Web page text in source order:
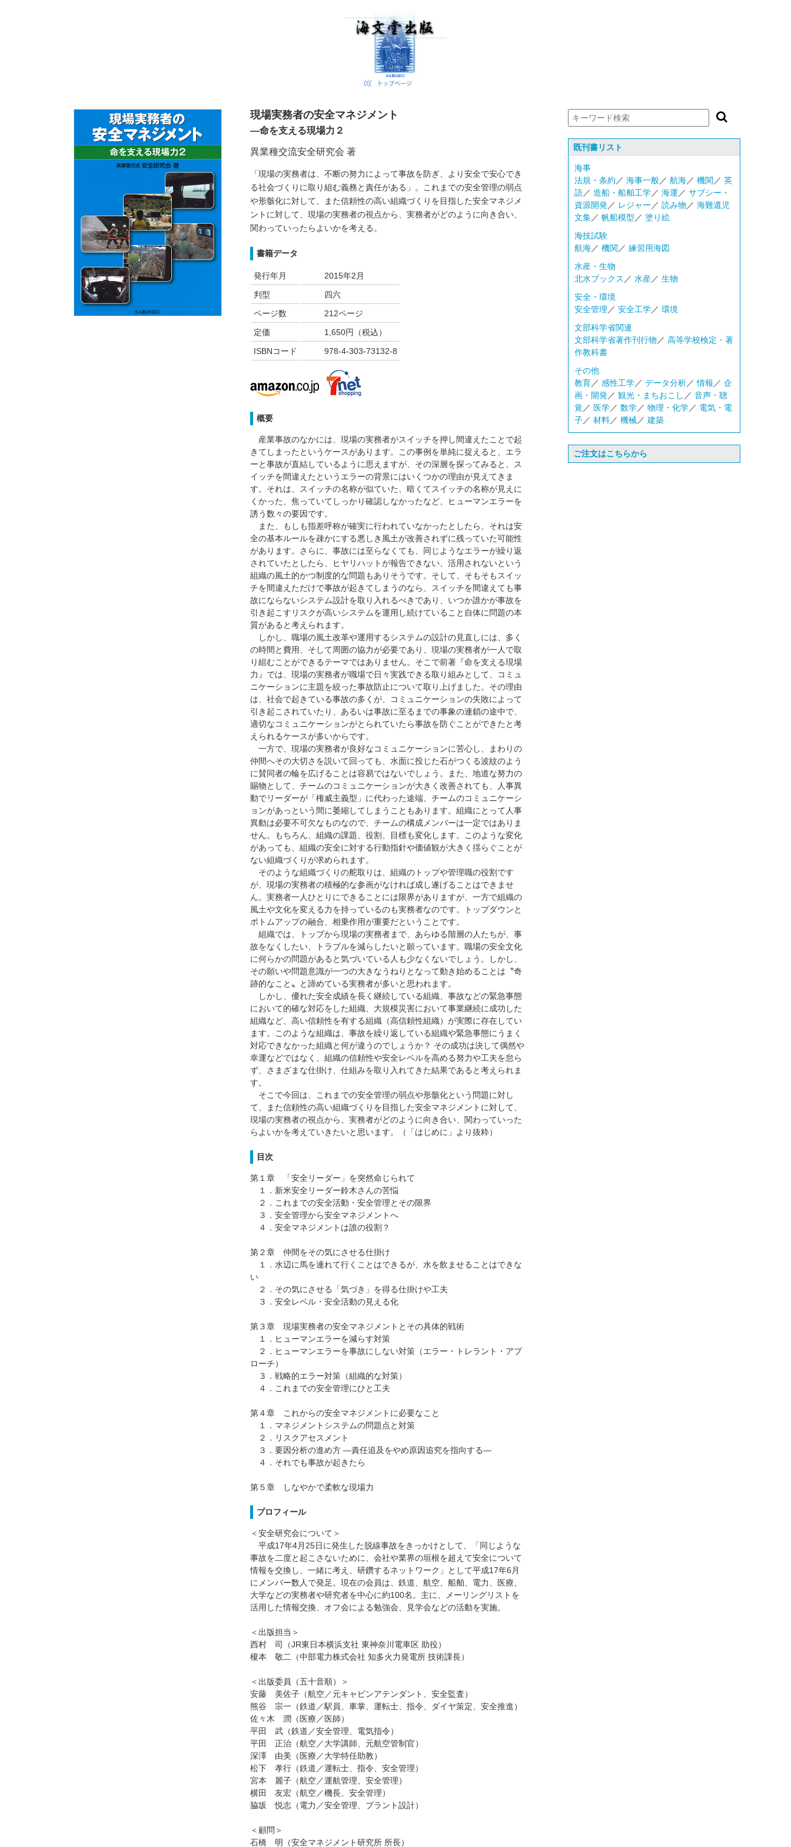
現場実務者の安全マネジメント
―命を支える現場力２
異業種交流安全研究会 著
「現場の実務者は、不断の努力によって事故を防ぎ、より安全で安心でき
る社会づくりに取り組む義務と責任がある」。これまでの安全管理の弱点
や形骸化に対して、また信頼性の高い組織づくりを目指した安全マネジメ
ントに対して、現場の実務者の視点から、実務者がどのように向き合い、
関わっていったらよいかを考える。
書籍データ
発行年月
2015年2月
判型
四六
ページ数
212ページ
定価
1,650円（税込）
ISBNコード
978-4-303-73132-8
概要
産業事故のなかには、現場の実務者がスイッチを押し間違えたことで起
きてしまったというケースがあります。この事例を単純に捉えると、エラ
ーと事故が直結しているように思えますが、その深層を探ってみると、ス
イッチを間違えたというエラーの背景にはいくつかの理由が見えてきま
す。それは、スイッチの名称が似ていた、暗くてスイッチの名称が見えに
くかった、焦っていてしっかり確認しなかったなど、ヒューマンエラーを
誘う数々の要因です。
また、もしも指差呼称が確実に行われていなかったとしたら、それは安
全の基本ルールを疎かにする悪しき風土が改善されずに残っていた可能性
があります。さらに、事故には至らなくても、同じようなエラーが繰り返
されていたとしたら、ヒヤリハットが報告できない、活用されないという
組織の風土的かつ制度的な問題もありそうです。そして、そもそもスイッ
チを間違えただけで事故が起きてしまうのなら、スイッチを間違えても事
故にならないシステム設計を取り入れるべきであり、いつか誰かが事故を
引き起こすリスクが高いシステムを運用し続けていること自体に問題の本
質があると考えられます。
しかし、職場の風土改革や運用するシステムの設計の見直しには、多く
の時間と費用、そして周囲の協力が必要であり、現場の実務者が一人で取
り組むことができるテーマではありません。そこで前著『命を支える現場
力』では、現場の実務者が職場で日々実践できる取り組みとして、コミュ
ニケーションに主題を絞った事故防止について取り上げました。その理由
は、社会で起きている事故の多くが、コミュニケーションの失敗によって
引き起こされていたり、あるいは事故に至るまでの事象の連鎖の途中で、
適切なコミュニケーションがとられていたら事故を防ぐことができたと考
えられるケースが多いからです。
一方で、現場の実務者が良好なコミュニケーションに苦心し、まわりの
仲間へその大切さを説いて回っても、水面に投じた石がつくる波紋のよう
に賛同者の輪を広げることは容易ではないでしょう。また、地道な努力の
賜物として、チームのコミュニケーションが大きく改善されても、人事異
動でリーダーが「権威主義型」に代わった途端、チームのコミュニケーシ
ョンがあっという間に萎縮してしまうこともあります。組織にとって人事
異動は必要不可欠なものなので、チームの構成メンバーは一定ではありま
せん。もちろん、組織の課題、役割、目標も変化します。このような変化
があっても、組織の安全に対する行動指針や価値観が大きく揺らぐことが
ない組織づくりが求められます。
そのような組織づくりの舵取りは、組織のトップや管理職の役割です
が、現場の実務者の積極的な参画がなければ成し遂げることはできませ
ん。実務者一人ひとりにできることには限界がありますが、一方で組織の
風土や文化を変える力を持っているのも実務者なのです。トップダウンと
ボトムアップの融合、相乗作用が重要だということです。
組織では、トップから現場の実務者まで、あらゆる階層の人たちが、事
故をなくしたい、トラブルを減らしたいと願っています。職場の安全文化
に何らかの問題があると気づいている人も少なくないでしょう。しかし、
その願いや問題意識が一つの大きなうねりとなって動き始めることは〝奇
跡的なこと〟と諦めている実務者が多いと思われます。
しかし、優れた安全成績を長く継続している組織、事故などの緊急事態
において的確な対応をした組織、大規模災害において事業継続に成功した
組織など、高い信頼性を有する組織（高信頼性組織）が実際に存在してい
ます。このような組織は、事故を繰り返している組織や緊急事態にうまく
対応できなかった組織と何が違うのでしょうか？ その成功は決して偶然や
幸運などではなく、組織の信頼性や安全レベルを高める努力や工夫を怠ら
ず、さまざまな仕掛け、仕組みを取り入れてきた結果であると考えられま
す。
そこで今回は、これまでの安全管理の弱点や形骸化という問題に対し
て、また信頼性の高い組織づくりを目指した安全マネジメントに対して、
現場の実務者の視点から、実務者がどのように向き合い、関わっていった
らよいかを考えていきたいと思います。（「はじめに」より抜粋）
目次
第１章 「安全リーダー」を突然命じられて
１．新米安全リーダー鈴木さんの苦悩
２．これまでの安全活動・安全管理とその限界
３．安全管理から安全マネジメントへ
４．安全マネジメントは誰の役割？
第２章 仲間をその気にさせる仕掛け
１．水辺に馬を連れて行くことはできるが、水を飲ませることはできな
い
２．その気にさせる「気づき」を得る仕掛けや工夫
３．安全レベル・安全活動の見える化
第３章 現場実務者の安全マネジメントとその具体的戦術
１．ヒューマンエラーを減らす対策
２．ヒューマンエラーを事故にしない対策（エラー・トレラント・アプ
ローチ）
３．戦略的エラー対策（組織的な対策）
４．これまでの安全管理にひと工夫
第４章 これからの安全マネジメントに必要なこと
１．マネジメントシステムの問題点と対策
２．リスクアセスメント
３．要因分析の進め方 ―責任追及をやめ原因追究を指向する―
４．それでも事故が起きたら
第５章 しなやかで柔軟な現場力
プロフィール
＜安全研究会について＞
平成17年4月25日に発生した脱線事故をきっかけとして、「同じような
事故を二度と起こさないために、会社や業界の垣根を超えて安全について
情報を交換し、一緒に考え、研鑽するネットワーク」として平成17年6月
にメンバー数人で発足。現在の会員は、鉄道、航空、船舶、電力、医療、
大学などの実務者や研究者を中心に約100名。主に、メーリングリストを
活用した情報交換、オフ会による勉強会、見学会などの活動を実施。
＜出版担当＞
西村 司（JR東日本横浜支社 東神奈川電車区 助役）
榎本 敬二（中部電力株式会社 知多火力発電所 技術課長）
＜出版委員（五十音順）＞
安藤 美佐子（航空／元キャビンアテンダント、安全監査）
熊谷 宗一（鉄道／駅員、車掌、運転士、指令、ダイヤ策定、安全推進）
佐々木 潤（医療／医師）
平田 武（鉄道／安全管理、電気指令）
平田 正治（航空／大学講師、元航空管制官）
深澤 由美（医療／大学特任助教）
松下 孝行（鉄道／運転士、指令、安全管理）
宮本 麗子（航空／運航管理、安全管理）
横田 友宏（航空／機長、安全管理）
脇坂 悦志（電力／安全管理、プラント設計）
＜顧問＞
石橋 明（安全マネジメント研究所 所長）
既刊書リスト
海事
法規・条約 ／ 海事一般／ 航海／ 機関 ／ 英
語／ 造船・船舶工学／ 海運 ／ サブシー・
資源開発 ／ レジャー ／ 読み物 ／ 海難遺児
文集／ 帆船模型 ／ 塗り絵
海技試験
航海／ 機関 ／ 練習用海図
水産・生物
北水ブックス ／ 水産／ 生物
安全・環境
安全管理 ／ 安全工学／ 環境
文部科学省関連
文部科学省著作刊行物 ／ 高等学校検定・著
作教科書
その他
教育／ 感性工学／ データ分析／情報 ／ 企
画・開発 ／ 観光・まちおこし ／ 音声・聴
覚 ／ 医学／ 数学／ 物理・化学／ 電気・電
子／ 材料／ 機械／ 建築
ご注文はこちらから